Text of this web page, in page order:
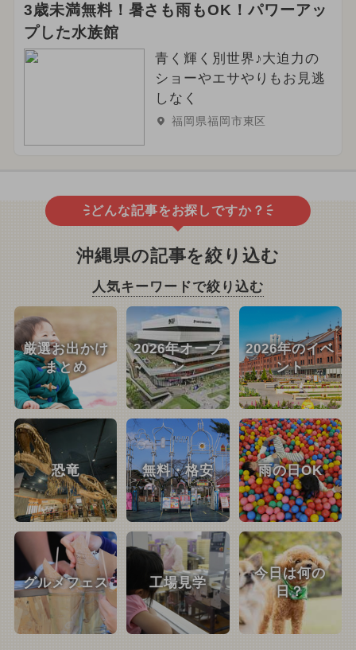
3歳未満無料！暑さも雨もOK！パワーアッ
プした水族館
青く輝く別世界♪大迫力の
ショーやエサやりもお見逃
しなく
福岡県福岡市東区
どんな記事をお探しですか？
沖縄県の記事を絞り込む
人気キーワードで絞り込む
厳選お出かけ
まとめ
2026年オープ
ン
2026年のイベ
ント
恐竜 無料・格安 雨の日OK
グルメフェス 工場見学
今日は何の
日？